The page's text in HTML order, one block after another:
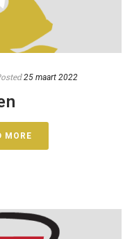
25 maart 2022
MORE